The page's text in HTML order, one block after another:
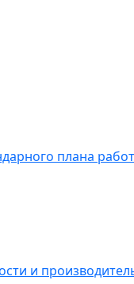
плана
и